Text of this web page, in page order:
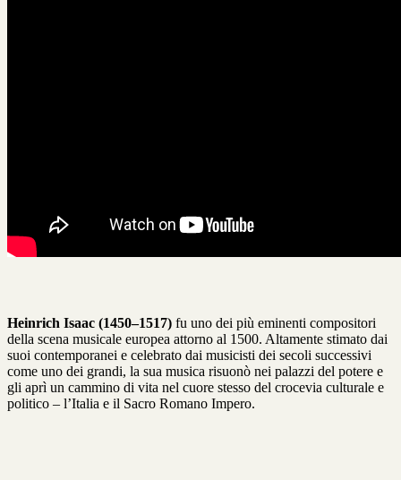
Heinrich Isaac (1450–1517) fu uno dei più eminenti compositori
della scena musicale europea attorno al 1500. Altamente stimato dai
suoi contemporanei e celebrato dai musicisti dei secoli successivi
come uno dei grandi, la sua musica risuonò nei palazzi del potere e
gli aprì un cammino di vita nel cuore stesso del crocevia culturale e
politico – l’Italia e il Sacro Romano Impero.